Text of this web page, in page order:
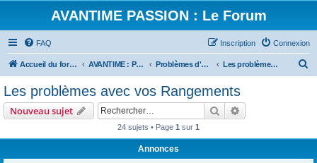
AVANTIME PASSION : Le Forum
FAQ Connexion
Inscription
Accueil du forum AVANTIME : Parlons Technique Problèmes d'Accessoires Les problèmes avec vos Rangements
Les problèmes avec vos Rangements
Nouveau sujet Rechercher
24 sujets • Page 1 sur 1
Annonces